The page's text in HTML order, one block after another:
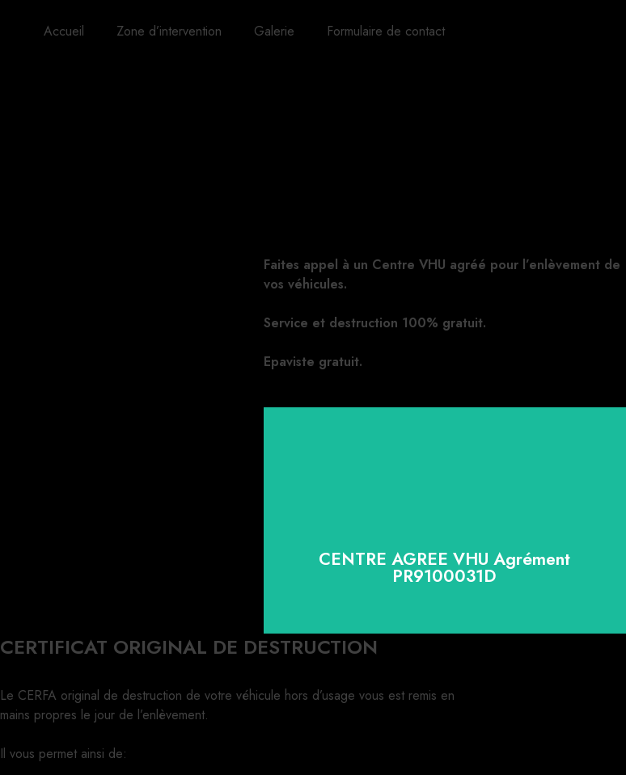
Accueil Zone d’intervention Galerie Formulaire de contact
Faites appel à un Centre VHU agréé pour l’enlèvement de
vos véhicules.
Service et destruction 100% gratuit.
Epaviste gratuit.
CENTRE AGREE VHU Agrément
PR9100031D
Cliquez ici pour nous contacter, cela ne vous
CERTIFICAT ORIGINAL DE DESTRUCTION
Le CERFA original de destruction de votre véhicule hors d’usage vous est remis en
mains propres le jour de l’enlèvement.
Il vous permet ainsi de: